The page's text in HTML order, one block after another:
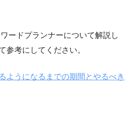
ードプランナーについて解説し
参考にしてください。
ようになるまでの期間とやるべき